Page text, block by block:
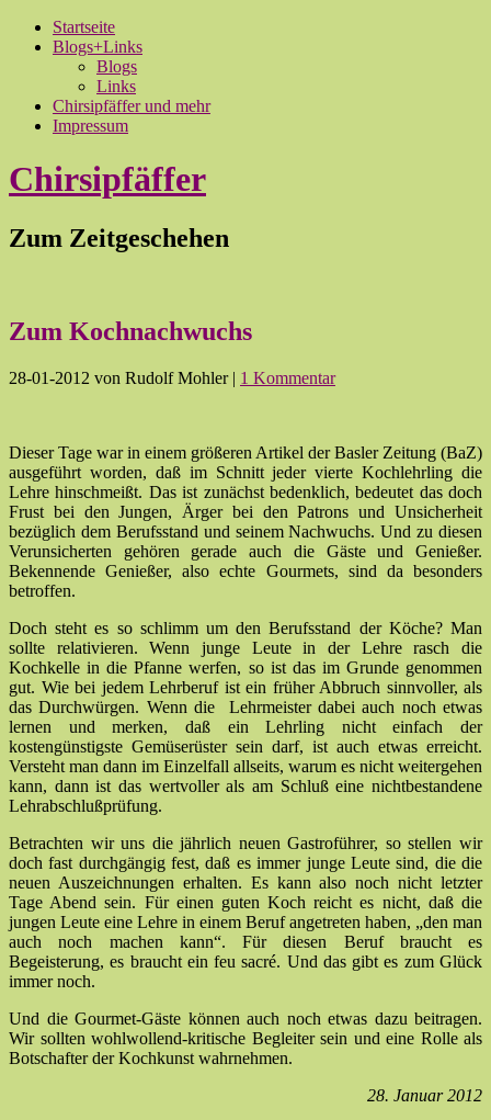
Startseite
Blogs+Links
Blogs
Links
Chirsipfäffer und mehr
Impressum
Chirsipfäffer
Zum Zeitgeschehen
Zum Kochnachwuchs
28-01-2012 von Rudolf Mohler| 1 Kommentar
Dieser Tage war in einem größeren Artikel der Basler Zeitung (BaZ)
ausgeführt worden, daß im Schnitt jeder vierte Kochlehrling die
Lehre hinschmeißt. Das ist zunächst bedenklich, bedeutet das doch
Frust bei den Jungen, Ärger bei den Patrons und Unsicherheit
bezüglich dem Berufsstand und seinem Nachwuchs. Und zu diesen
Verunsicherten gehören gerade auch die Gäste und Genießer.
Bekennende Genießer, also echte Gourmets, sind da besonders
betroffen.
Doch steht es so schlimm um den Berufsstand der Köche? Man
sollte relativieren. Wenn junge Leute in der Lehre rasch die
Kochkelle in die Pfanne werfen, so ist das im Grunde genommen
gut. Wie bei jedem Lehrberuf ist ein früher Abbruch sinnvoller, als
das Durchwürgen. Wenn die Lehrmeister dabei auch noch etwas
lernen und merken, daß ein Lehrling nicht einfach der
kostengünstigste Gemüserüster sein darf, ist auch etwas erreicht.
Versteht man dann im Einzelfall allseits, warum es nicht weitergehen
kann, dann ist das wertvoller als am Schluß eine nichtbestandene
Lehrabschlußprüfung.
Betrachten wir uns die jährlich neuen Gastroführer, so stellen wir
doch fast durchgängig fest, daß es immer junge Leute sind, die die
neuen Auszeichnungen erhalten. Es kann also noch nicht letzter
Tage Abend sein. Für einen guten Koch reicht es nicht, daß die
jungen Leute eine Lehre in einem Beruf angetreten haben, „den man
auch noch machen kann“. Für diesen Beruf braucht es
Begeisterung, es braucht ein feu sacré. Und das gibt es zum Glück
immer noch.
Und die Gourmet-Gäste können auch noch etwas dazu beitragen.
Wir sollten wohlwollend-kritische Begleiter sein und eine Rolle als
Botschafter der Kochkunst wahrnehmen.
28. Januar 2012